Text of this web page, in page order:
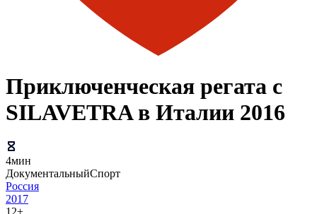
Приключенческая регата с
SILAVETRA в Италии 2016
4мин
ДокументальныйСпорт
Россия
2017